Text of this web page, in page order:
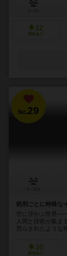
12
興味あり
No.29
処刑ごとに特殊な
空に浮かぶ世界
人間と技術が集ま
荒らされたよう
10
興味あり